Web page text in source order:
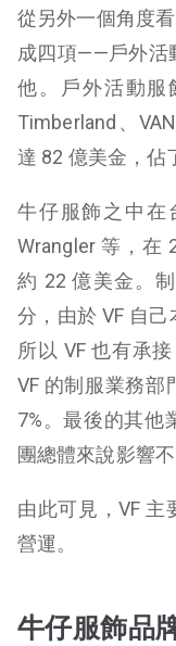
從另外一個角度
成四項——戶外活
他。戶外活動服
Timberland、
達 82 億美金，佔
牛仔服飾之中在
Wrangler 等，在
約 22 億美金。
分，由於 VF 自
所以 VF 也有承
VF 的制服業務部
7%。最後的其他
團總體來說影響不
由此可見，VF
營運。
牛仔服飾品